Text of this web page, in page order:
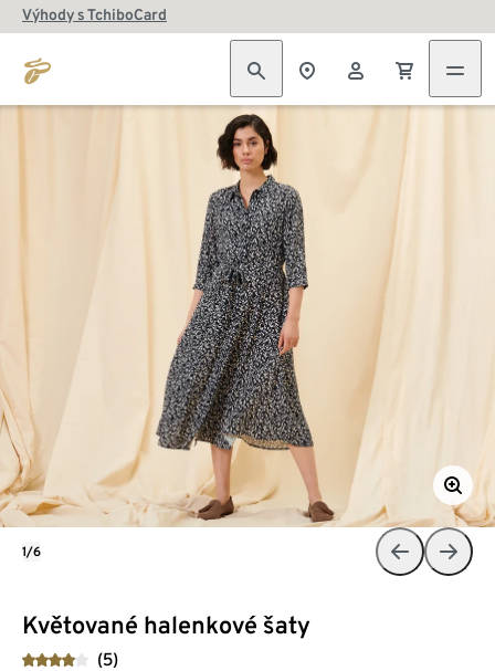
Výhody s TchiboCard
Květované halenkové šaty
(5)
1/6